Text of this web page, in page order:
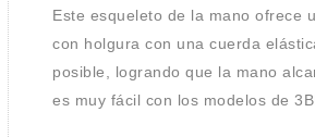
Este esqueleto de la mano ofrece
con holgura con una cuerda
posible, logrando que la mano
es muy fácil con los modelos de